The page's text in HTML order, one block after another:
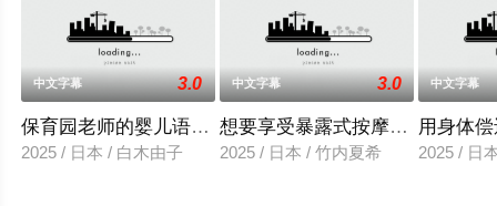
中文字幕 3.0
保育园老师的婴儿语让人超兴奋
2025 / 日本 / 白木由子
中文字幕 3.0
想要享受暴露式按摩的已婚女子
2025 / 日本 / 竹内夏希
中文字幕
用身体
2025 / 日